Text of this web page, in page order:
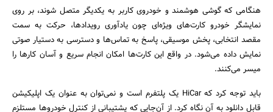
هنگامی که گوشی هوشمند و خودروی کاربر به یکدیگر متصل شوند، بر روی
نمایشگر خودرو کارت‌های ویژه‌ای چون یادآوری رویدادها، حرکت به سمت
مقصد انتخابی، پخش موسیقی، پاسخ به تماس‌ها و دسترسی به دستیار صوتی
نمایش داده می‌شود. در واقع این کارت‌ها امکان انجام سریع و آسان کارها را
میسر می‌کنند.
باید توجه کرد که HiCar یک پلتفرم است و نمی‌توان به عنوان یک اپلیکیشن
قابل دانلود به آن نگاه کرد. از آن‌جایی که پشتیبانی از کنترل خودروها مستلزم